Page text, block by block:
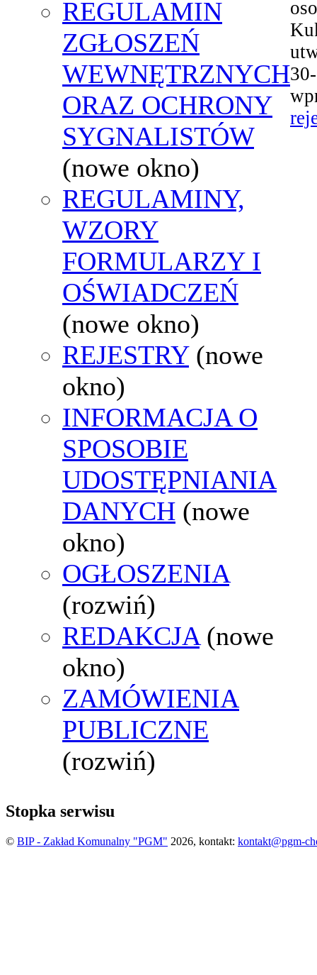
REGULAMIN
ZGŁOSZEŃ
WEWNĘTRZNYCH
ORAZ OCHRONY
SYGNALISTÓW
(nowe okno)
REGULAMINY,
WZORY
FORMULARZY I
OŚWIADCZEŃ
(nowe okno)
REJESTRY (nowe
okno)
INFORMACJA O
SPOSOBIE
UDOSTĘPNIANIA
DANYCH (nowe
okno)
OGŁOSZENIA
(rozwiń)
REDAKCJA (nowe
okno)
ZAMÓWIENIA
PUBLICZNE
(rozwiń)
Stopka serwisu
© BIP - Zakład Komunalny "PGM" 2026, kontakt: kontakt@pgm-